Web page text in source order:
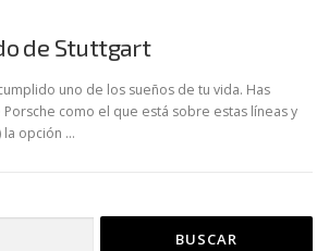
de Stuttgart
uno de los sueños de tu vida. Has
como el que está sobre estas líneas y
la opción …